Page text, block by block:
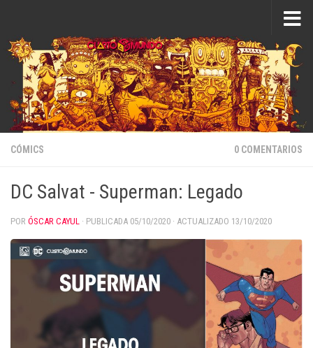
CÓMICS 0 COMENTARIOS
DC Salvat - Superman: Legado
POR ÓSCAR CAYUL · PUBLICADA 05/10/2020 · ACTUALIZADO 13/10/2020